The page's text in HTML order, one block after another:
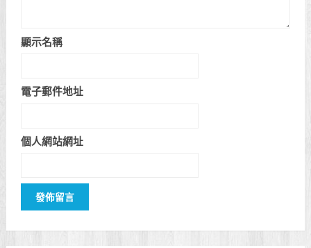
顯示名稱
電子郵件地址
個人網站網址